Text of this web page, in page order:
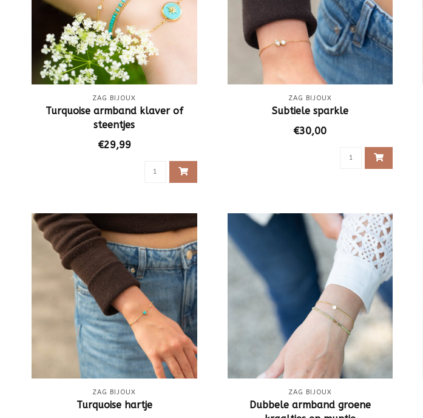
ZAG BIJOUX
Turquoise armband klaver of
steentjes
€29,99
ZAG BIJOUX
Subtiele sparkle
€30,00
ZAG BIJOUX
Turquoise hartje
ZAG BIJOUX
Dubbele armband groene